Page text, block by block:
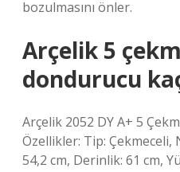
bozulmasını önler.
Arçelik 5
dondurucu
Arçelik 2052 DY A+ 5
Özellikler: Tip: Çekmeceli,
54,2 cm, Derinlik: 61 cm,